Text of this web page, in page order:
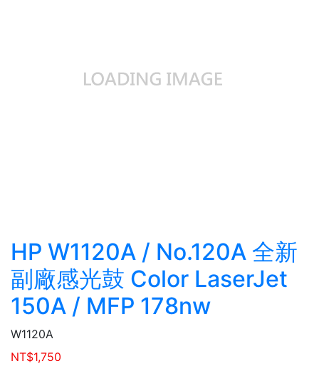
HP W1120A / No.120A 全新
副廠感光鼓 Color LaserJet
150A / MFP 178nw
W1120A
NT$1,750